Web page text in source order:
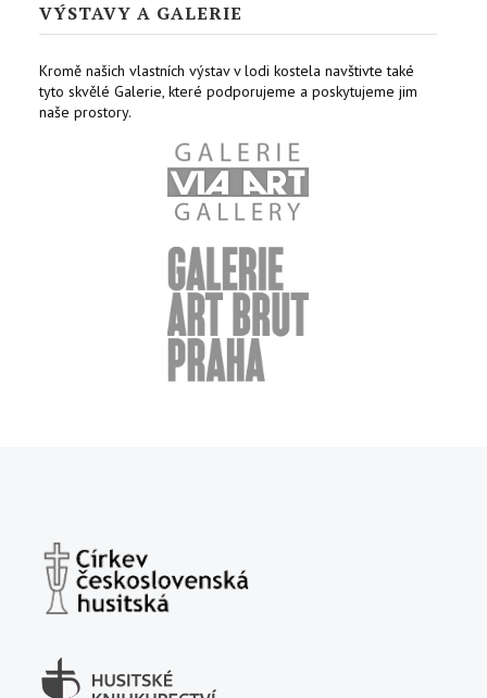
VÝSTAVY A GALERIE
Kromě našich vlastních výstav v lodi kostela navštivte také
tyto skvělé Galerie, které podporujeme a poskytujeme jim
naše prostory.